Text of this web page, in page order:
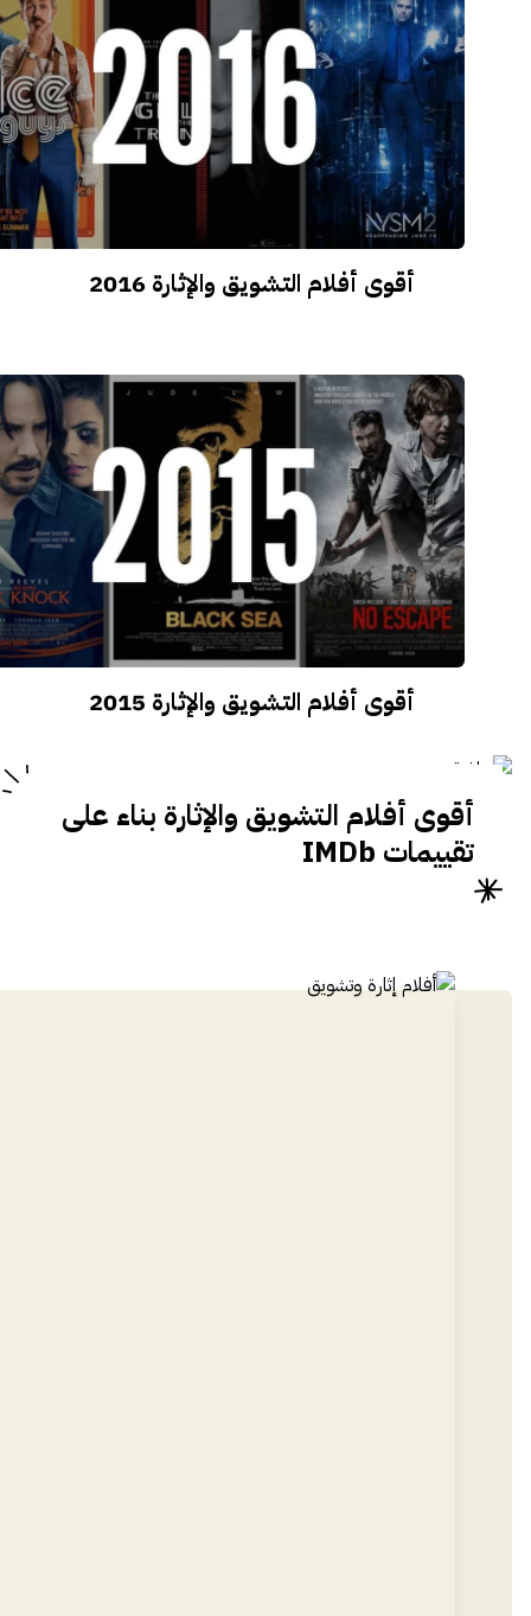
أقوى أفلام التشويق والإثارة 2016
أقوى أفلام التشويق والإثارة 2015
أقوى أفلام التشويق والإثارة بناء على
تقييمات IMDb